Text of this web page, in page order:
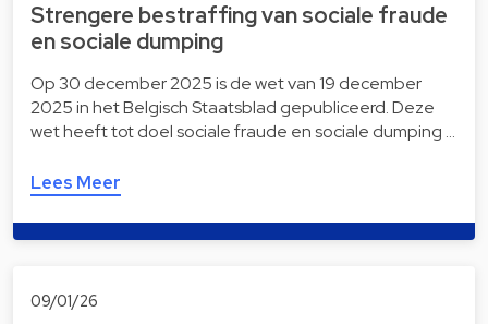
Strengere bestraffing van sociale fraude
en sociale dumping
Op 30 december 2025 is de wet van 19 december
2025 in het Belgisch Staatsblad gepubliceerd. Deze
wet heeft tot doel sociale fraude en sociale dumping …
Lees Meer
09/01/26